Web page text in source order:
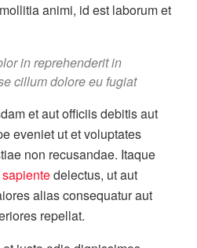
animi, id est laborum et
in reprehenderit in
cillum dolore eu fugiat
et aut officiis debitis aut
eveniet ut et voluptates
non recusandae. Itaque
delectus, ut aut
alias consequatur aut
repellat.